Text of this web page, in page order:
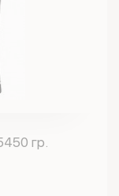
гр.